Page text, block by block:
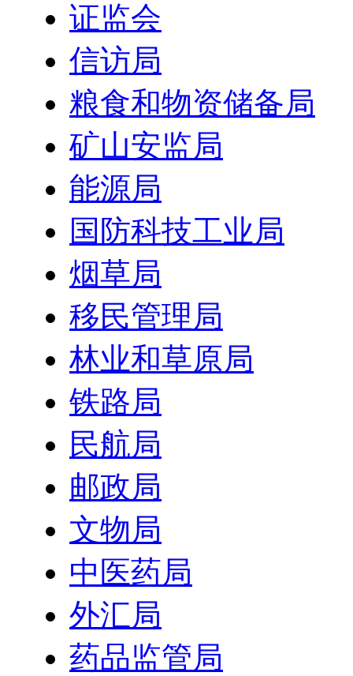
证监会
信访局
粮食和物资储备局
矿山安监局
能源局
国防科技工业局
烟草局
移民管理局
林业和草原局
铁路局
民航局
邮政局
文物局
中医药局
外汇局
药品监管局